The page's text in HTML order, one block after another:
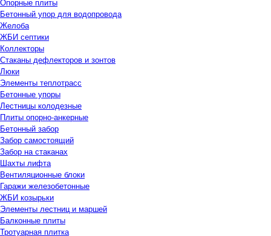
Бетонный упор для водопровода
Желоба
ЖБИ септики
Коллекторы
Стаканы дефлекторов и зонтов
Люки
Элементы теплотрасс
Бетонные упоры
Лестницы колодезные
Плиты опорно-анкерные
Бетонный забор
Забор самостоящий
Забор на стаканах
Шахты лифта
Вентиляционные блоки
Гаражи железобетонные
ЖБИ козырьки
Элементы лестниц и маршей
Балконные плиты
Тротуарная плитка